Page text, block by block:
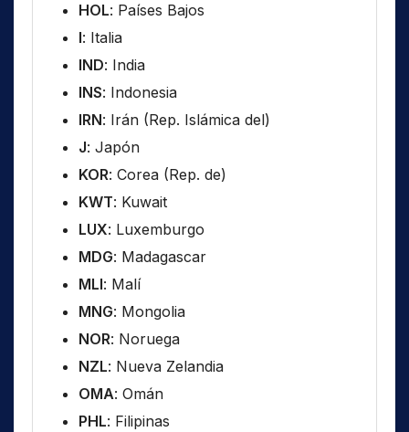
HOL: Países Bajos
I: Italia
IND: India
INS: Indonesia
IRN: Irán (Rep. Islámica del)
J: Japón
KOR: Corea (Rep. de)
KWT: Kuwait
LUX: Luxemburgo
MDG: Madagascar
MLI: Malí
MNG: Mongolia
NOR: Noruega
NZL: Nueva Zelandia
OMA: Omán
PHL: Filipinas